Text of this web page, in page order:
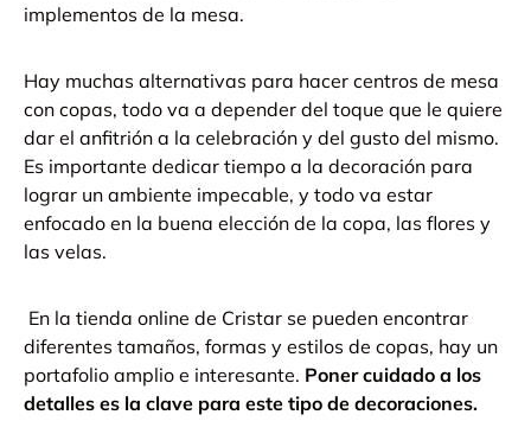
implementos de la mesa.
Hay muchas alternativas para hacer centros de mesa
con copas, todo va a depender del toque que le quiere
dar el anfitrión a la celebración y del gusto del mismo.
Es importante dedicar tiempo a la decoración para
lograr un ambiente impecable, y todo va estar
enfocado en la buena elección de la copa, las flores y
las velas.
En la tienda online de Cristar se pueden encontrar
diferentes tamaños, formas y estilos de copas, hay un
portafolio amplio e interesante. Poner cuidado a los
detalles es la clave para este tipo de decoraciones.